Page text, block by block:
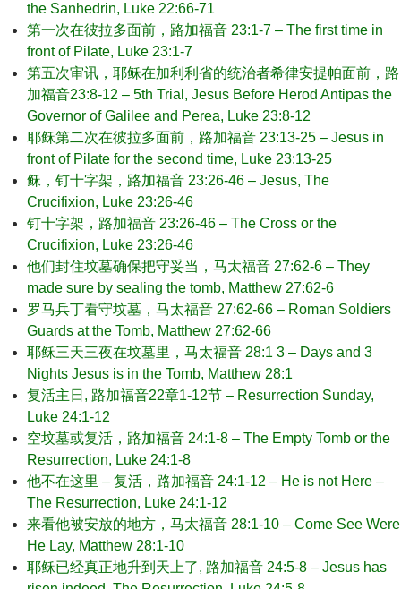
the Sanhedrin, Luke 22:66-71
第一次在彼拉多面前，路加福音 23:1-7 – The first time in
front of Pilate, Luke 23:1-7
第五次审讯，耶稣在加利利省的统治者希律安提帕面前，路
加福音23:8-12 – 5th Trial, Jesus Before Herod Antipas the
Governor of Galilee and Perea, Luke 23:8-12
耶稣第二次在彼拉多面前，路加福音 23:13-25 – Jesus in
front of Pilate for the second time, Luke 23:13-25
稣，钉十字架，路加福音 23:26-46 – Jesus, The
Crucifixion, Luke 23:26-46
钉十字架，路加福音 23:26-46 – The Cross or the
Crucifixion, Luke 23:26-46
他们封住坟墓确保把守妥当，马太福音 27:62-6 – They
made sure by sealing the tomb, Matthew 27:62-6
罗马兵丁看守坟墓，马太福音 27:62-66 – Roman Soldiers
Guards at the Tomb, Matthew 27:62-66
耶稣三天三夜在坟墓里，马太福音 28:1 3 – Days and 3
Nights Jesus is in the Tomb, Matthew 28:1
复活主日, 路加福音22章1-12节 – Resurrection Sunday,
Luke 24:1-12
空坟墓或复活，路加福音 24:1-8 – The Empty Tomb or the
Resurrection, Luke 24:1-8
他不在这里 – 复活，路加福音 24:1-12 – He is not Here –
The Resurrection, Luke 24:1-12
来看他被安放的地方，马太福音 28:1-10 – Come See Were
He Lay, Matthew 28:1-10
耶稣已经真正地升到天上了, 路加福音 24:5-8 – Jesus has